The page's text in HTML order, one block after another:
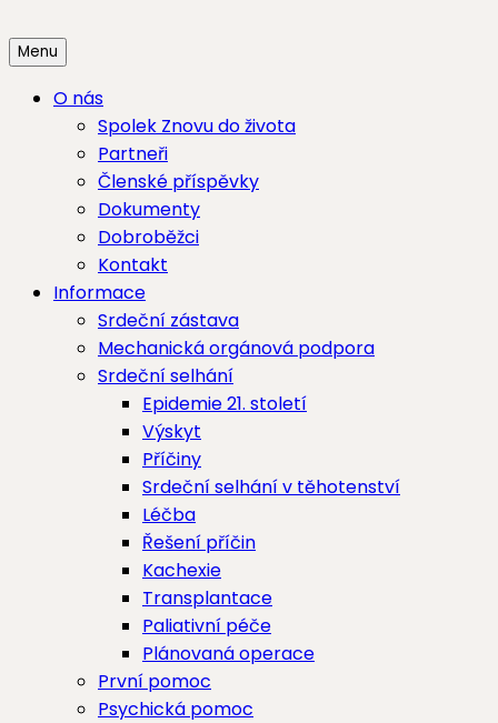
toMenu
O nás
Spolek Znovu do života
Partneři
Členské příspěvky
Dokumenty
Dobroběžci
Kontakt
Informace
Srdeční zástava
Mechanická orgánová podpora
Srdeční selhání
Epidemie 21. století
Výskyt
Příčiny
Srdeční selhání v těhotenství
Léčba
Řešení příčin
Kachexie
Transplantace
Paliativní péče
Plánovaná operace
První pomoc
Psychická pomoc